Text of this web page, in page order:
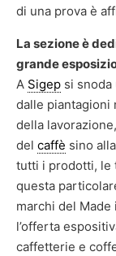
di una prova è
La sezione è
grande
A Sigep si
dalle piantagioni
della
del caffè sino
tutti i prodotti, le
questa
marchi del
l’offerta
caffetterie e